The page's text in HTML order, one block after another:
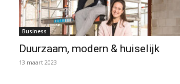
Business
Duurzaam, modern & huiselijk
13 maart 2023